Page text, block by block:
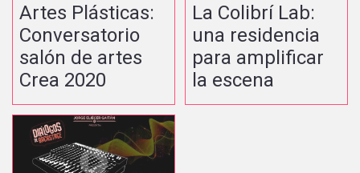
Artes Plásticas:
Conversatorio
salón de artes
Crea 2020
La Colibrí Lab:
una residencia
para amplificar
la escena